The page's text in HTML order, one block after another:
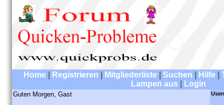
Home Registrieren Mitgliederliste Suchen Hilfe
Lampen aus
Login
Guten Morgen, Gast